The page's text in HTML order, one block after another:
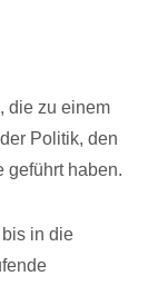
die zu einem
Politik, den
geführt haben.
in die